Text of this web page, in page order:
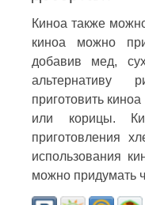
Киноа также
киноа можно
добавив мед,
альтернативу
приготовить
или корицы.
приготовления
использования
можно придумать